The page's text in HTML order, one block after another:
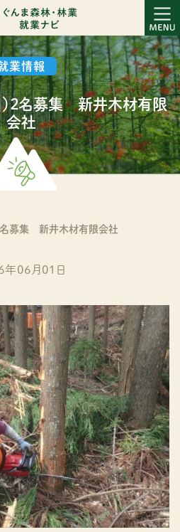
業情報
２名募集 新井木材有限
会社
募集 新井木材有限会社
年06月01日